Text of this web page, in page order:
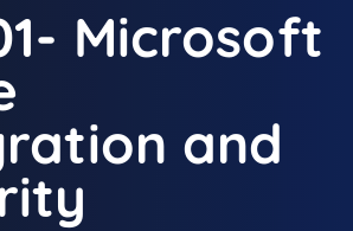
Microsoft
and